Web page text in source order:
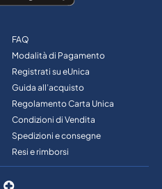
FAQ
Modalità di Pagamento
Registrati su eUnica
Guida all’acquisto
Regolamento Carta Unica
Condizioni di Vendita
Spedizioni e consegne
Resi e rimborsi